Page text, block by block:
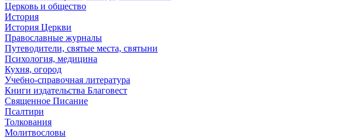
Церковь и общество
История
История Церкви
Православные журналы
Путеводители, святые места, святыни
Психология, медицина
Кухня, огород
Учебно-справочная литература
Книги издательства Благовест
Священное Писание
Псалтири
Толкования
Молитвословы